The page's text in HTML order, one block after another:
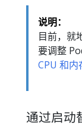
说明：
目前，就
要调整
CPU 和内
通过启动